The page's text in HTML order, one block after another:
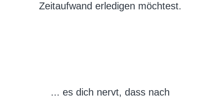
Zeitaufwand erledigen möchtest.
... es dich nervt, dass nach